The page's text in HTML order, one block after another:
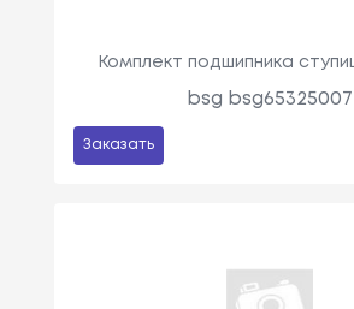
Комплект подшипника
bsg bsg65325007
Заказать